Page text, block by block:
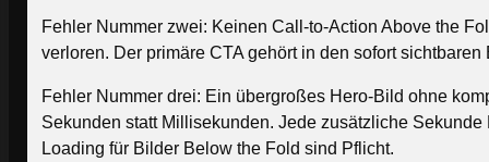
Fehler Nummer zwei: Keinen Call-to-Action Above the
verloren. Der primäre CTA gehört in den sofort
Fehler Nummer drei: Ein übergroßes Hero-Bild ohne
Sekunden statt Millisekunden. Jede zusätzliche
Loading für Bilder Below the Fold sind Pflicht.